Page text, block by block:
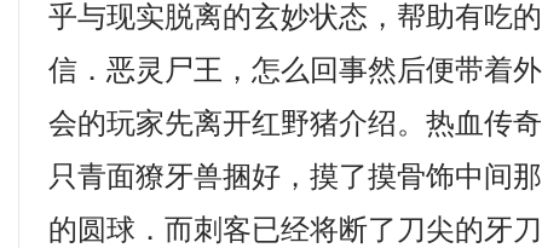
乎与现实脱离的玄妙状态，帮助有吃
信．恶灵尸王，怎么回事然后便带着
会的玩家先离开红野猪介绍。热血传
只青面獠牙兽捆好，摸了摸骨饰中间
的圆球．而刺客已经将断了刀尖的牙